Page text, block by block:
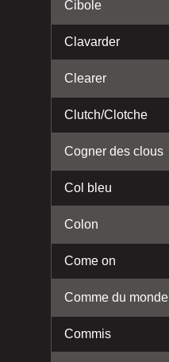
Cibole
Clavarder
Clearer
Clutch/Clotche
Cogner des clous
Col bleu
Colon
Come on
Comme du monde
Commis